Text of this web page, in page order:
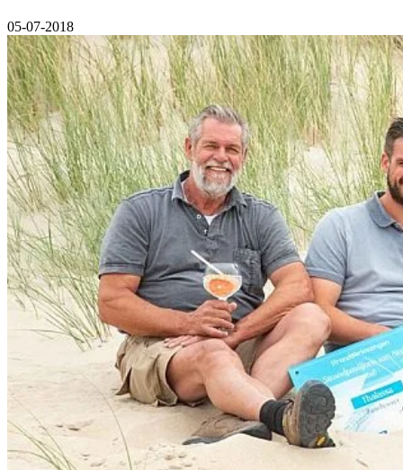
05-07-2018